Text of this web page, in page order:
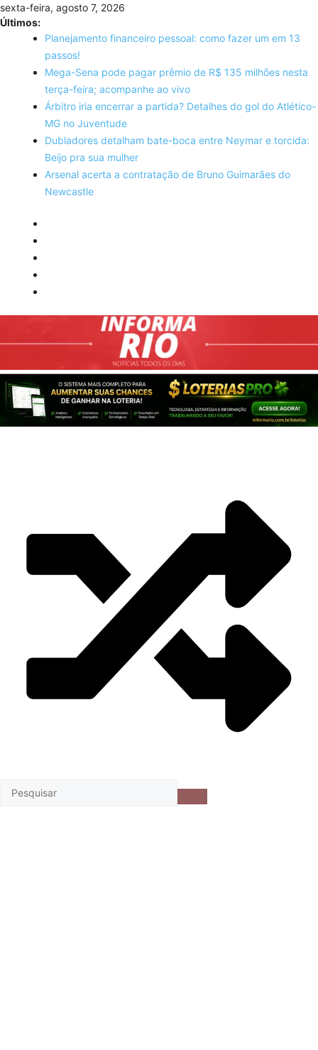
Skip
to
content
sexta-feira, agosto 7, 2026
Últimos:
Planejamento financeiro pessoal: como fazer um em 13
passos!
Mega-Sena pode pagar prêmio de R$ 135 milhões nesta
terça-feira; acompanhe ao vivo
Árbitro iria encerrar a partida? Detalhes do gol do Atlético-
MG no Juventude
Dubladores detalham bate-boca entre Neymar e torcida:
Beijo pra sua mulher
Arsenal acerta a contratação de Bruno Guimarães do
Newcastle